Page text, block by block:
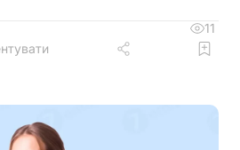
представника
11